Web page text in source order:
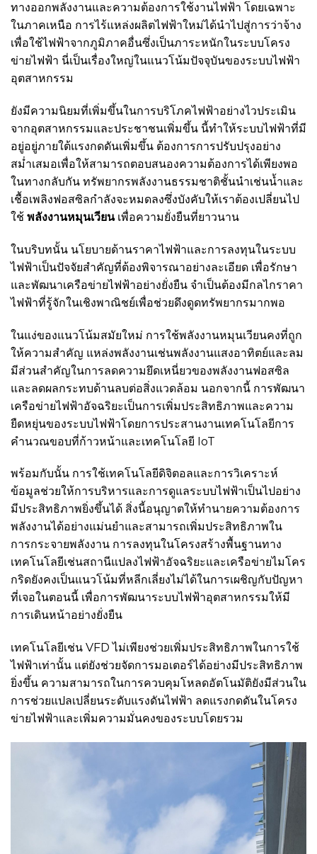
ทางออกพลังงานและความต้องการใช้งานไฟฟ้า โดยเฉพาะ
ในภาคเหนือ การไร้แหล่งผลิตไฟฟ้าใหม่ได้นำไปสู่การว่าจ้าง
เพื่อใช้ไฟฟ้าจากภูมิภาคอื่นซึ่งเป็นภาระหนักในระบบโครง
ข่ายไฟฟ้า นี่เป็นเรื่องใหญ่ในแนวโน้มปัจจุบันของระบบไฟฟ้า
อุตสาหกรรม
ยังมีความนิยมที่เพิ่มขึ้นในการบริโภคไฟฟ้าอย่างไวประเมิน
จากอุตสาหกรรมและประชาชนเพิ่มขึ้น นี้ทำให้ระบบไฟฟ้าที่มี
อยู่อยู่ภายใต้แรงกดดันเพิ่มขึ้น ต้องการการปรับปรุงอย่าง
สม่ำเสมอเพื่อให้สามารถตอบสนองความต้องการได้เพียงพอ
ในทางกลับกัน ทรัพยากรพลังงานธรรมชาติชั้นนำเช่นน้ำและ
เชื้อเพลิงฟอสซิลกำลังจะหมดลงซึ่งบังคับให้เราต้องเปลี่ยนไป
ใช้ พลังงานหมุนเวียนเพื่อความยั่งยืนที่ยาวนาน
ในบริบทนั้น นโยบายด้านราคาไฟฟ้าและการลงทุนในระบบ
ไฟฟ้าเป็นปัจจัยสำคัญที่ต้องพิจารณาอย่างละเอียด เพื่อรักษา
และพัฒนาเครือข่ายไฟฟ้าอย่างยั่งยืน จำเป็นต้องมีกลไกราคา
ไฟฟ้าที่รู้จักในเชิงพาณิชย์เพื่อช่วยดึงดูดทรัพยากรมากพอ
ในแง่ของแนวโน้มสมัยใหม่ การใช้พลังงานหมุนเวียนคงที่ถูก
ให้ความสำคัญ แหล่งพลังงานเช่นพลังงานแสงอาทิตย์และลม
มีส่วนสำคัญในการลดความยึดเหนี่ยวของพลังงานฟอสซิล
และลดผลกระทบด้านลบต่อสิ่งแวดล้อม นอกจากนี้ การพัฒนา
เครือข่ายไฟฟ้าอัจฉริยะเป็นการเพิ่มประสิทธิภาพและความ
ยืดหยุ่นของระบบไฟฟ้าโดยการประสานงานเทคโนโลยีการ
คำนวณขอบที่ก้าวหน้าและเทคโนโลยี IoT
พร้อมกับนั้น การใช้เทคโนโลยีดิจิตอลและการวิเคราะห์
ข้อมูลช่วยให้การบริหารและการดูแลระบบไฟฟ้าเป็นไปอย่าง
มีประสิทธิภาพยิ่งขึ้นได้ สิ่งนี้อนุญาตให้ทำนายความต้องการ
พลังงานได้อย่างแม่นยำและสามารถเพิ่มประสิทธิภาพใน
การกระจายพลังงาน การลงทุนในโครงสร้างพื้นฐานทาง
เทคโนโลยีเช่นสถานีแปลงไฟฟ้าอัจฉริยะและเครือข่ายไมโคร
กริดยังคงเป็นแนวโน้มที่หลีกเลี่ยงไม่ได้ในการเผชิญกับปัญหา
ที่เจอในตอนนี้ เพื่อการพัฒนาระบบไฟฟ้าอุตสาหกรรมให้มี
การเดินหน้าอย่างยั่งยืน
เทคโนโลยีเช่น VFD ไม่เพียงช่วยเพิ่มประสิทธิภาพในการใช้
ไฟฟ้าเท่านั้น แต่ยังช่วยจัดการมอเตอร์ได้อย่างมีประสิทธิภาพ
ยิ่งขึ้น ความสามารถในการควบคุมโหลดอัตโนมัติยังมีส่วนใน
การช่วยแปลเปลี่ยนระดับแรงดันไฟฟ้า ลดแรงกดดันในโครง
ข่ายไฟฟ้าและเพิ่มความมั่นคงของระบบโดยรวม